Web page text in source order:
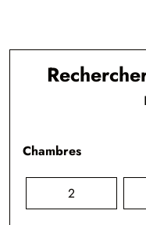
Chambres
2